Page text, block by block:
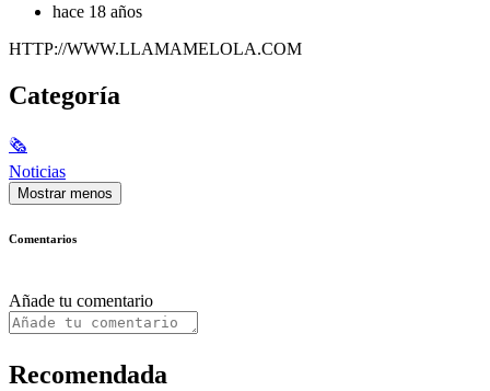
hace 18 años
HTTP://WWW.LLAMAMELOLA.COM
Categoría
🗞
Noticias
Mostrar menos
Comentarios
Añade tu comentario
Recomendada